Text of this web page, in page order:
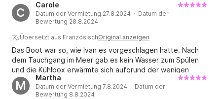
C
Carole
Datum der Vermietung 27.8.2024 · Datum der
Bewertung 28.8.2024
Übersetzt aus FranzösischOriginal anzeigen
Das Boot war so, wie Ivan es vorgeschlagen hatte. Nach
dem Tauchgang im Meer gab es kein Wasser zum Spülen
und die Kühlbox erwärmte sich aufgrund der wenigen
Eiswürfel im Inneren sehr schnell ...
M
Martha
Datum der Vermietung 7.8.2024 · Datum der
Bewertung 8.8.2024